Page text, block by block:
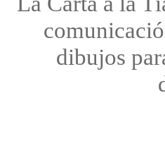
dibujos